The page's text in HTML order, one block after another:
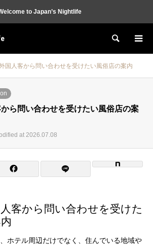
to Japan’s Nightlife
Search
国人客から問い合わせを受けたい風俗店の案内
ら問い合わせを受けたい風俗店の案
at 2026.07.08
客から問い合わせを受けた
ホテル周辺だけでなく、住んでいる地域や